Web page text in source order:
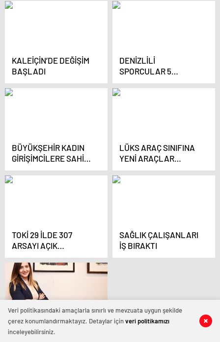
KALEİÇİN’DE DEĞİŞİM
BAŞLADI
DENİZLİLİ
SPORCULAR 5
KUPAYLA DÖNDÜ
BÜYÜKŞEHİR KADIN
GİRİŞİMCİLERE SAHİP
ÇIKMAYA DEVAM
EDİYOR
LÜKS ARAÇ SINIFINA
YENİ ARAÇLAR
EKLENDİ
TOKİ 29 İLDE 307
ARSAYI AÇIK
ARTIRMAYLA
SATACAK
SAĞLIK ÇALIŞANLARI
İŞ BIRAKTI
BALABAN
SANATÇILARI İZMİR‘DE
Veri politikasındaki amaçlarla sınırlı ve mevzuata uygun şekilde
çerez konumlandırmaktayız. Detaylar içinveri politikamızı
inceleyebilirsiniz.